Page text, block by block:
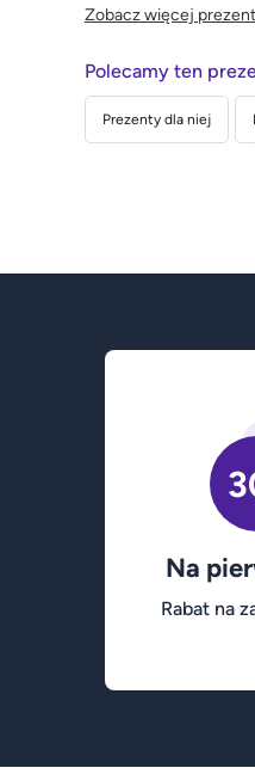
Zobacz więcej
Polecamy ten
Prezenty dla niej
Na
Rabat na